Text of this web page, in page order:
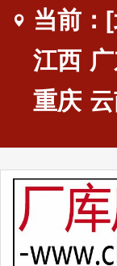
当前：
江西
重庆